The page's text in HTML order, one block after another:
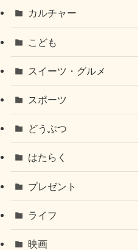
カルチャー
こども
スイーツ・グルメ
スポーツ
どうぶつ
はたらく
プレゼント
ライフ
映画